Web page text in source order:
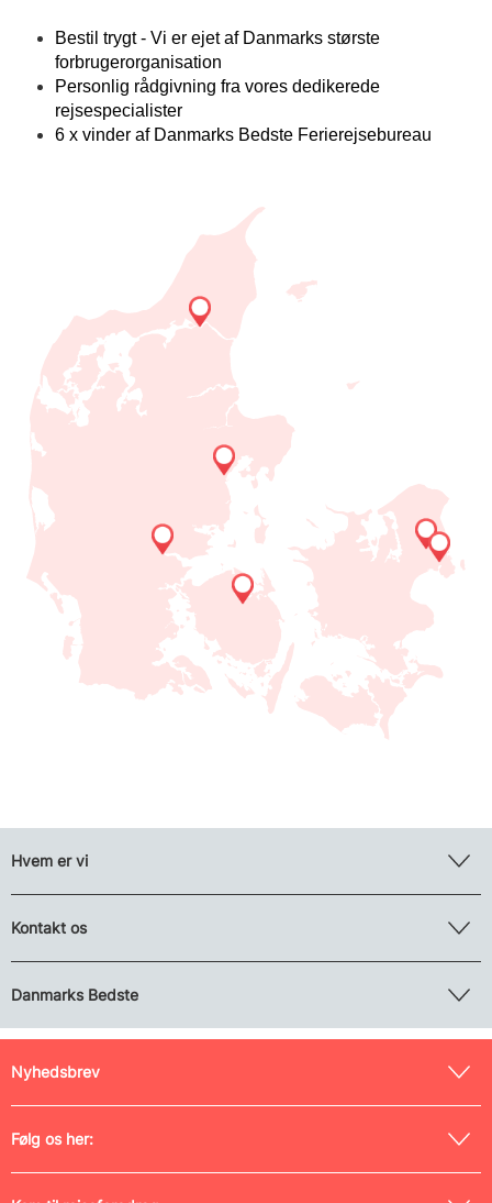
Bestil trygt - Vi er ejet af Danmarks største
forbrugerorganisation
Personlig rådgivning fra vores dedikerede
rejsespecialister
6 x vinder af Danmarks Bedste Ferierejsebureau
Hvem er vi
Kontakt os
Danmarks Bedste
Nyhedsbrev
Følg os her: